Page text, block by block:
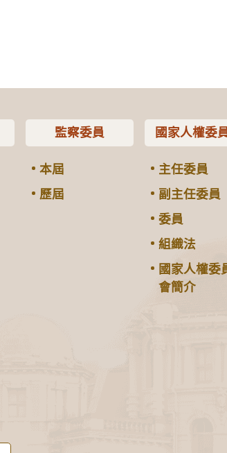
監察委員
本屆
歷屆
國家人權委
主任委員
副主任委員
委員
組織法
國家人權委
會簡介